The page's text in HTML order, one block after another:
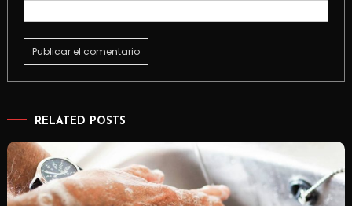
RELATED POSTS